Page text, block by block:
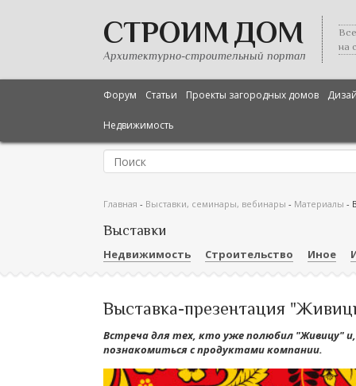
СТРОИМ ДОМ
Архитектурно-строительный портал
на
Форум Статьи Проекты загородных домов
Недвижимость
Главная - Выставки, семинары, вебинары - Материалы -
Выставки
Недвижимость Строительство Иное
Выставка-презентация
Встреча для тех, кто уже полюбил "Живицу"
познакомиться с продуктами компании.